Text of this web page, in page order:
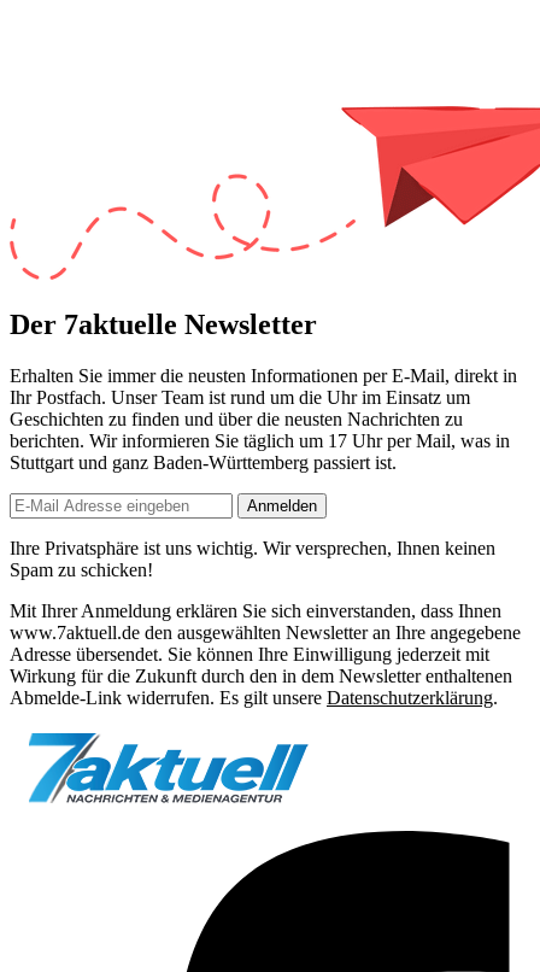
Der 7aktuelle Newsletter
Erhalten Sie immer die neusten Informationen per E-Mail, direkt in
Ihr Postfach. Unser Team ist rund um die Uhrim Einsatz um
Geschichten zu finden und über die neusten Nachrichten zu
berichten. Wir informieren Sie täglich um 17 Uhrper Mail, was in
Stuttgart und ganz Baden-Württemberg passiert ist.
Anmelden
Ihre Privatsphäre ist uns wichtig. Wir versprechen, Ihnen keinen
Spam zu schicken!
Mit Ihrer Anmeldung erklären Sie sich einverstanden, dass Ihnen
www.7aktuell.de den ausgewählten Newsletter an Ihre angegebene
Adresse übersendet. Sie können Ihre Einwilligung jederzeit mit
Wirkung für die Zukunft durch den in dem Newsletter enthaltenen
Abmelde-Link widerrufen. Es gilt unsere Datenschutzerklärung.